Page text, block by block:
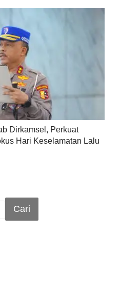
Dirkamsel, Perkuat
Hari Keselamatan Lalu
Cari